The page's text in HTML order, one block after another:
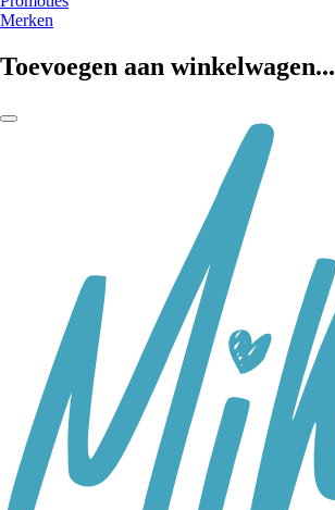
Merken
Toevoegen aan winkelwagen...